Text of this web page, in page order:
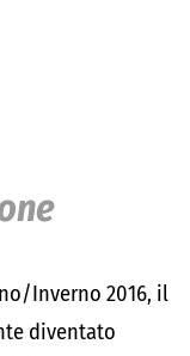
Inverno 2016, il
diventato